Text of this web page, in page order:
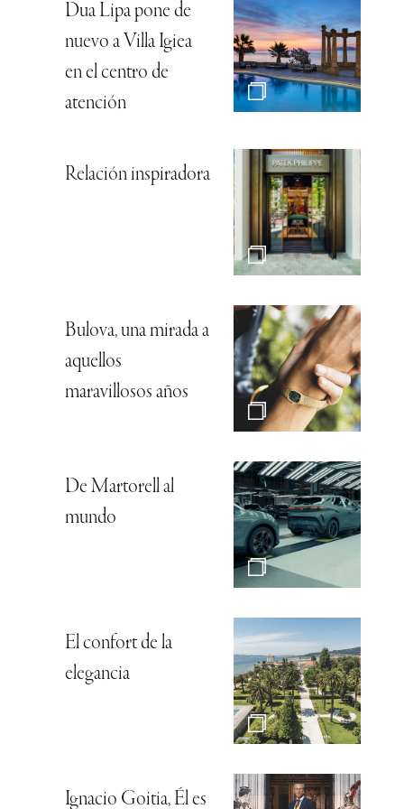
Dua Lipa pone de
nuevo a Villa Igiea
en el centro de
atención
Relación inspiradora
Bulova, una mirada a
aquellos
maravillosos años
De Martorell al
mundo
El confort de la
elegancia
Ignacio Goitia, Él es